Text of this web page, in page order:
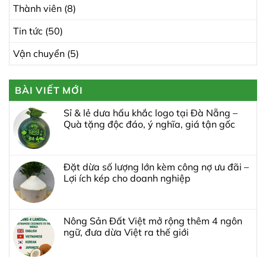
Thành viên (8)
Tin tức (50)
Vận chuyển (5)
BÀI VIẾT MỚI
Sỉ & lẻ dưa hấu khắc logo tại Đà Nẵng –
Quà tặng độc đáo, ý nghĩa, giá tận gốc
Đặt dừa số lượng lớn kèm công nợ ưu đãi –
Lợi ích kép cho doanh nghiệp
Nông Sản Đất Việt mở rộng thêm 4 ngôn
ngữ, đưa dừa Việt ra thế giới